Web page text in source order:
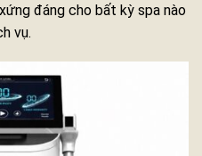
đáng cho bất kỳ spa nào
vụ.